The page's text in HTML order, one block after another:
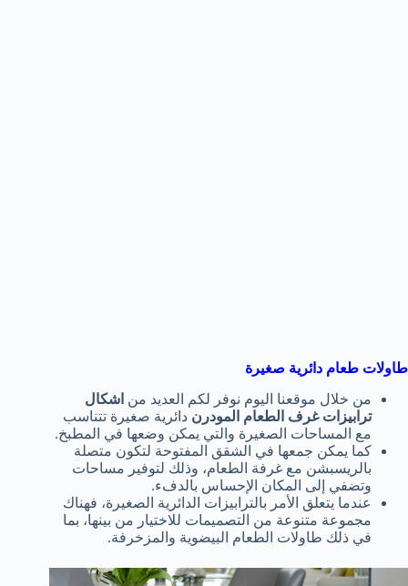
طاولات طعام دائرية صغيرة
من خلال موقعنا اليوم نوفر لكم العديد من اشكال
ترابيزات غرف الطعام المودرن دائرية صغيرة تتناسب
مع المساحات الصغيرة والتي يمكن وضعها في المطبخ.
كما يمكن جمعها في الشقق المفتوحة لتكون متصلة
بالريسبشن مع غرفة الطعام، وذلك لتوفير مساحات
وتضفي إلى المكان الإحساس بالدفء.
عندما يتعلق الأمر بالترابيزات الدائرية الصغيرة، فهناك
مجموعة متنوعة من التصميمات للاختيار من بينها، بما
في ذلك طاولات الطعام البيضوية والمزخرفة.